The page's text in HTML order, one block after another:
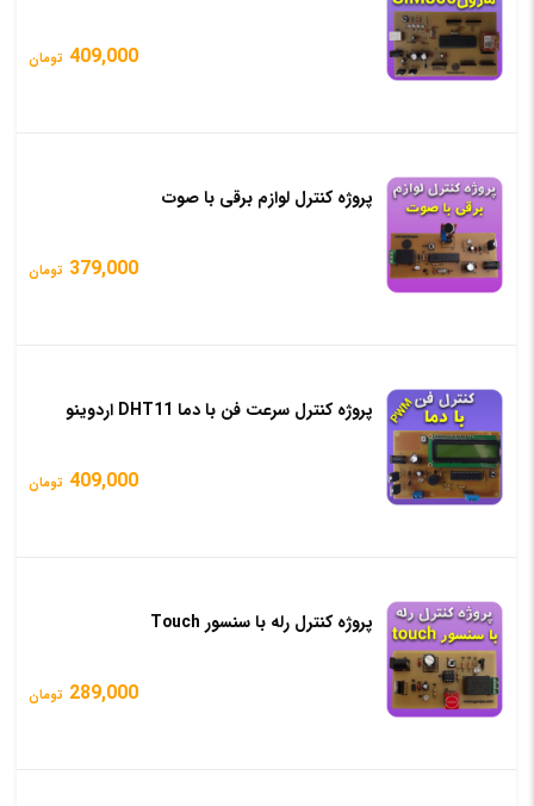
409,000 تومان
پروژه کنترل لوازم برقی با صوت
379,000 تومان
پروژه کنترل سرعت فن با دما DHT11 اردوینو
409,000 تومان
پروژه کنترل رله با سنسور Touch
289,000 تومان